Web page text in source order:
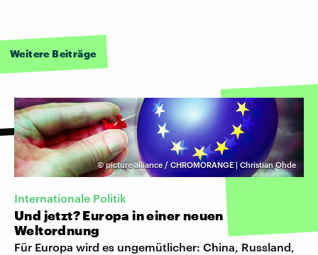
Weitere Beiträge
©picture alliance / CHROMORANGE | Christian Ohde
Internationale Politik
Und jetzt? Europa in einer neuen
Weltordnung
Für Europa wird es ungemütlicher: China, Russland,